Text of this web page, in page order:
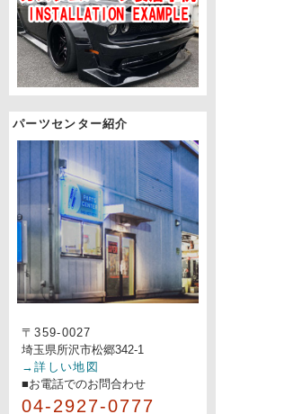
パーツセンター紹介
〒359-0027
埼玉県所沢市松郷342-1
→詳しい地図
■お電話でのお問合わせ
04-2927-0777